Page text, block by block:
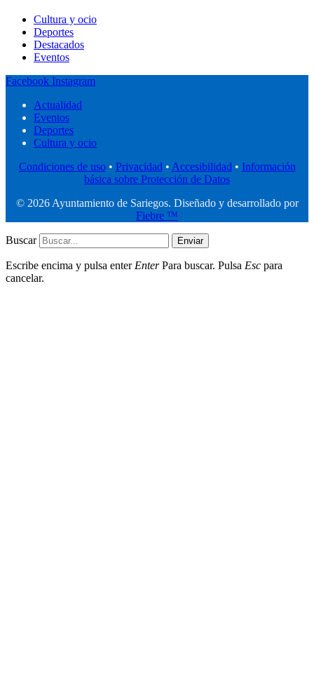
Cultura y ocio
Deportes
Destacados
Eventos
Facebook Instagram
Actualidad
Eventos
Deportes
Cultura y ocio
Condiciones de uso• Privacidad • Accesibilidad • Información
básica sobre Protección de Datos
© 2026 Ayuntamiento de Sariegos. Diseñado y desarrollado por
Fiebre ™
Buscar Enviar
Escribe encima y pulsa enter EnterPara buscar. Pulsa Esc para
cancelar.